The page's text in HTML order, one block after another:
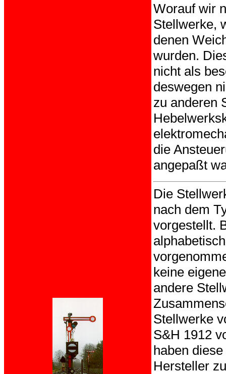
Worauf wir
Stellwerke,
denen
wurden.
nicht als
deswegen
zu anderen
die
angepaßt
Die
nach dem
vorgestellt.
keine
andere
Stellwerke
S&H 1912
haben
Hersteller